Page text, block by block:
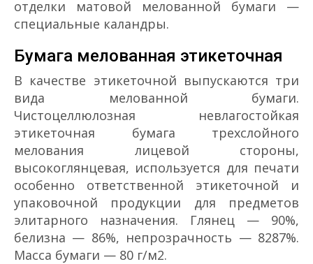
отделки матовой мелованной бумаги —
специальные каландры.
Бумага мелованная этикеточная
В качестве этикеточной выпускаются три
вида мелованной бумаги.
Чистоцеллюлозная невлагостойкая
этикеточная бумага трехслойного
мелования лицевой стороны,
высокоглянцевая, используется для печати
особенно ответственной этикеточной и
упаковочной продукции для предметов
элитарного назначения. Глянец — 90%,
белизна — 86%, непрозрачность — 82­87%.
Масса бумаги — 80 г/м2.